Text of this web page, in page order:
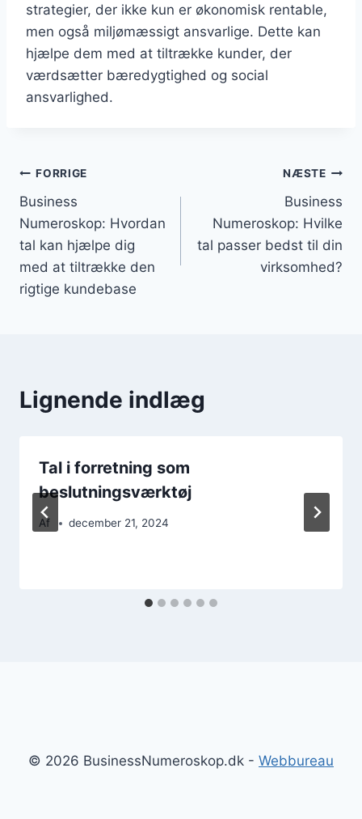
strategier, der ikke kun er økonomisk rentable,
men også miljømæssigt ansvarlige. Dette kan
hjælpe dem med at tiltrække kunder, der
værdsætter bæredygtighed og social
ansvarlighed.
Indlægsnavigation
FORRIGE
Business
Numeroskop: Hvordan
tal kan hjælpe dig
med at tiltrække den
rigtige kundebase
NÆSTE
Business
Numeroskop: Hvilke
tal passer bedst til din
virksomhed?
Lignende indlæg
Tal i forretning som
beslutningsværktøj
Af december 21, 2024
© 2026 BusinessNumeroskop.dk - Webbureau